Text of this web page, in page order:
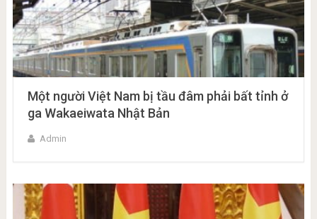
Một người Việt Nam bị tầu đâm phải bất tỉnh ở
ga Wakaeiwata Nhật Bản
Admin